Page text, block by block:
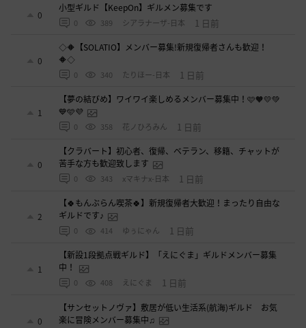
0
小型ギルド【KeepOn】ギルメン募集です
0 389 シアラナーザ-日本 1 日前
0
◇🔶【SOLATIO】メンバー募集!新規復帰者さんも歓迎！
🔶◇
0 340 たりほー-日本 1 日前
1
【夢の結びめ】ワイワイ楽しめるメンバー募集中！🩷🧡💛💚
💙🩵💜
0 358 花ノひろみん 1 日前
0
【クラバート】初心者、復帰、ベテラン、移籍、チャットが
苦手な方も歓迎致します
0 343 xマキナx-日本 1 日前
2
【🍀もんぶらん喫茶🍀】新規復帰者大歓迎！まったり自由な
ギルドです♪
0 414 ゆぅにゃん 1 日前
1
【新設1段拠点戦ギルド】「えにぐま」ギルドメンバー募集
中！
0 408 えにぐま 1 日前
0
【サンセットノヴァ】敷居が低い生活系(航海)ギルド お気
楽に冒険メンバー募集中♫